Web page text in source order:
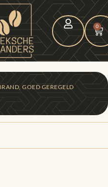
0
GOED GEREGELD